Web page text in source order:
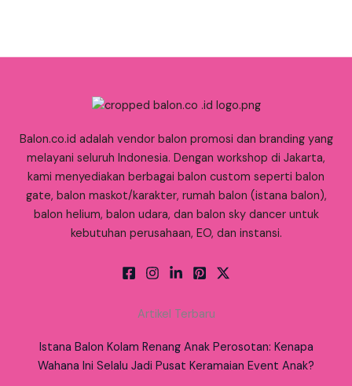
Balon.co.id adalah vendor balon promosi dan branding yang
melayani seluruh Indonesia. Dengan workshop di Jakarta,
kami menyediakan berbagai balon custom seperti balon
gate, balon maskot/karakter, rumah balon (istana balon),
balon helium, balon udara, dan balon sky dancer untuk
kebutuhan perusahaan, EO, dan instansi.
Artikel Terbaru
Istana Balon Kolam Renang Anak Perosotan: Kenapa
Wahana Ini Selalu Jadi Pusat Keramaian Event Anak?